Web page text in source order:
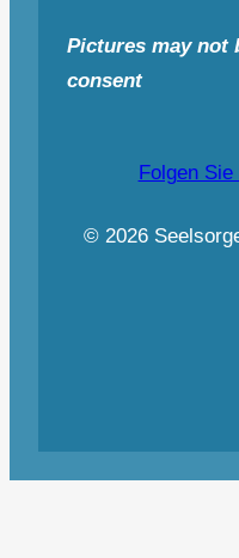
Pictures may not
consent
Folgen
© 2026